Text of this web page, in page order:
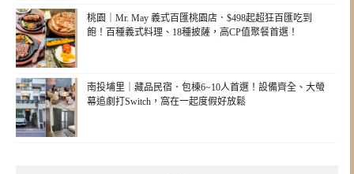
桃園｜Mr. May 義式百匯桃園店．$498起超狂百匯吃到
飽！百種義式料理、18種披薩，高CP值聚餐首選！
南投埔里｜藏品民宿．包棟6~10人首選！設備齊全、大螢
幕追劇打Switch，窩在一起度假好放鬆